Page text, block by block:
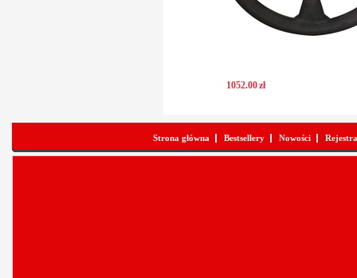
1052.00zł
Strona główna Bestsellery Nowości